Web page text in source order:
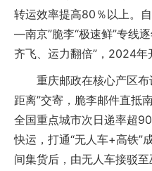
转运效率提高80％以上。
—南京”脆李“极速鲜”专线
齐飞、运力翻倍”，2024年
重庆邮政在核心产区布
距离”交寄，脆李邮件直抵
全国重点城市次日递率超
快运，打通“无人车+高铁”
间集货后，由无人车接驳